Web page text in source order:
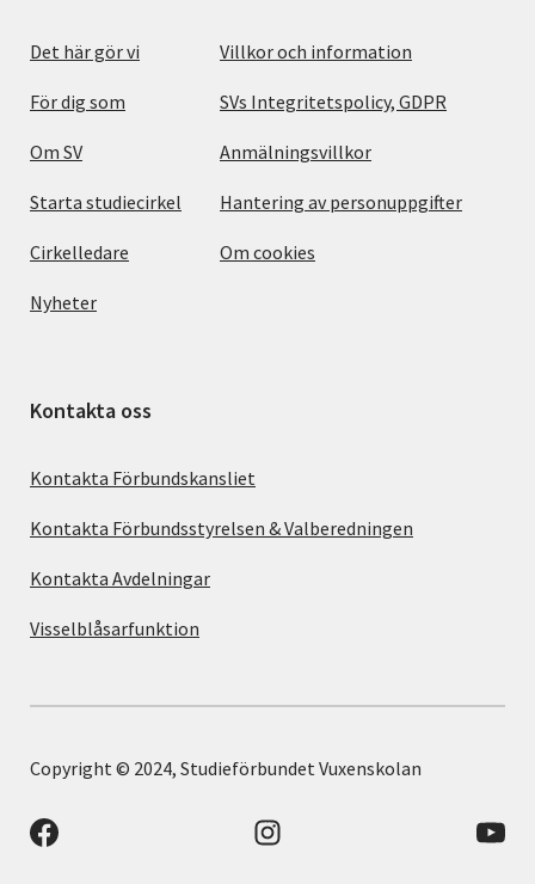
Det här gör vi
För dig som
Om SV
Starta studiecirkel
Cirkelledare
Nyheter
Villkor och information
SVs Integritetspolicy, GDPR
Anmälningsvillkor
Hantering av personuppgifter
Om cookies
Kontakta oss
Kontakta Förbundskansliet
Kontakta Förbundsstyrelsen & Valberedningen
Kontakta Avdelningar
Visselblåsarfunktion
Copyright © 2024, Studieförbundet Vuxenskolan